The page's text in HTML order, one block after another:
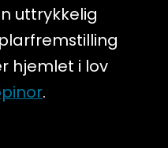
uttrykkelig
hjemlet i lov
.